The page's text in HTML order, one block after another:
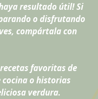
resultado útil! Si
o disfrutando
compártala con
favoritas de
cocina o historias
verdura.